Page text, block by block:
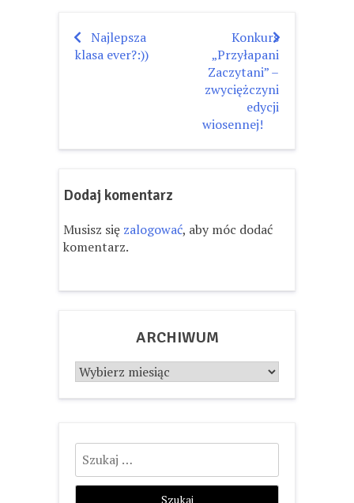
Nawigacja
Najlepsza
klasa ever?:))
Konkurs
„Przyłapani
Zaczytani” –
zwyciężczyni
edycji
wiosennej!
Dodaj komentarz
Musisz się zalogować, aby móc dodać
komentarz.
ARCHIWUM
Archiwum
Szukaj: